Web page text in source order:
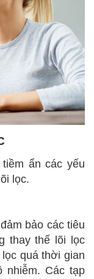
ẩn các yếu
lọc.
bảo các tiêu
thay thế lõi lọc
quá thời gian
nhiễm. Các tạp